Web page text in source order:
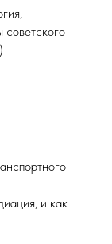
и как